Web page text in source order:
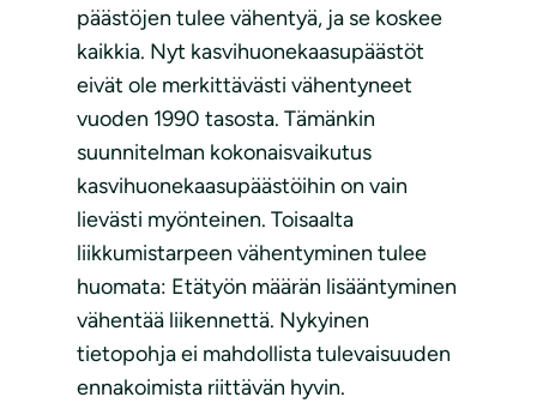
päästöjen tulee vähentyä, ja se koskee
kaikkia. Nyt kasvihuonekaasupäästöt
eivät ole merkittävästi vähentyneet
vuoden 1990 tasosta. Tämänkin
suunnitelman kokonaisvaikutus
kasvihuonekaasupäästöihin on vain
lievästi myönteinen. Toisaalta
liikkumistarpeen vähentyminen tulee
huomata: Etätyön määrän lisääntyminen
vähentää liikennettä. Nykyinen
tietopohja ei mahdollista tulevaisuuden
ennakoimista riittävän hyvin.